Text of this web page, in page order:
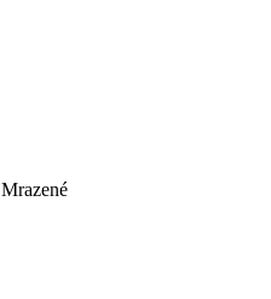
Mrazené